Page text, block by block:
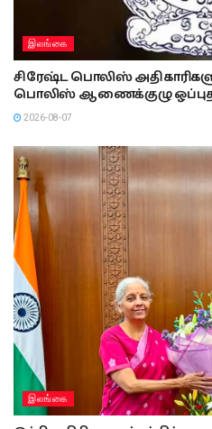
இலங்கை
சிரேஷ்ட பொலிஸ்
பொலிஸ் ஆணைக்குழு
2026-08-07
இலங்கை